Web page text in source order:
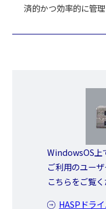
済的かつ効率的に管
WindowsOS上
ご利用のユー
こちらをご覧く
HASPドラ